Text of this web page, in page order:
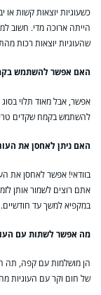
כשעוגיות יוצאות קשות או
הייתה ארוכה מדי. חשוב
שהעוגיות יוצאות רכות
האם אפשר להשתמש
אפשר, אבל מאוד תלוי
להשתמש בקמח שקדים טרי
האם ניתן לאחסן את
בוודאי! אפשר לאחסן את
אתם רוצים לשמור אותן
במקפיא למשך עד חודשיים.
מה אפשר לשתות עם
הן מושלמות עם קפה, תה
של חום וקר עם העוגיות